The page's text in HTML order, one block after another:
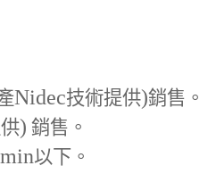
Nidec技術提供)銷售。
) 銷售。
以下。